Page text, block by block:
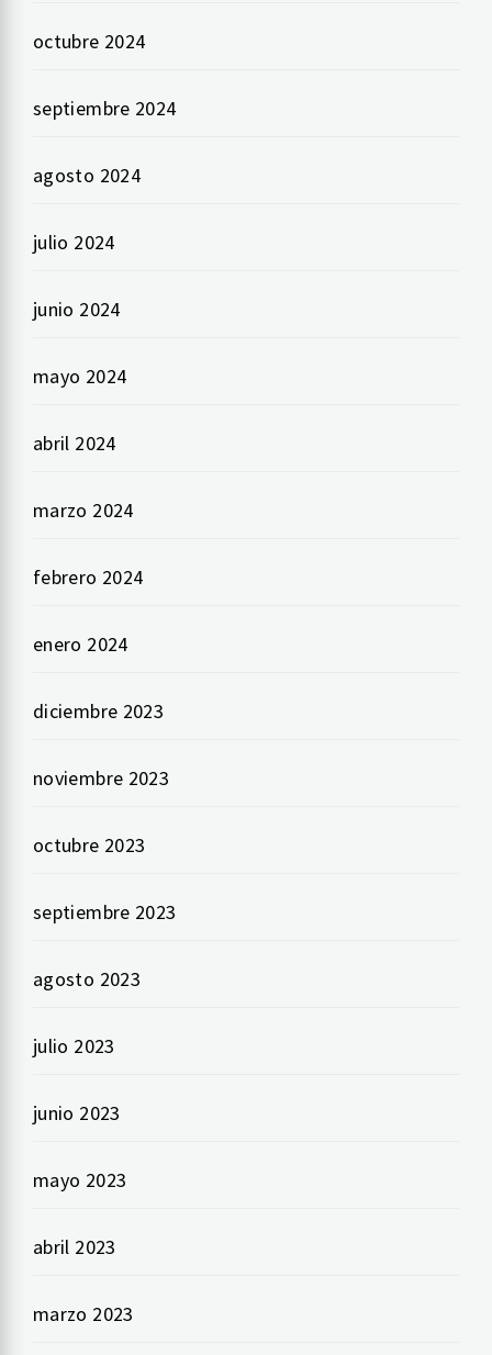
octubre 2024
septiembre 2024
agosto 2024
julio 2024
junio 2024
mayo 2024
abril 2024
marzo 2024
febrero 2024
enero 2024
diciembre 2023
noviembre 2023
octubre 2023
septiembre 2023
agosto 2023
julio 2023
junio 2023
mayo 2023
abril 2023
marzo 2023